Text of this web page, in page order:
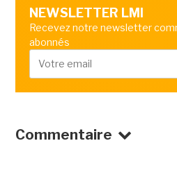
NEWSLETTER LMI
Recevez notre newsletter
abonnés
Commentaire